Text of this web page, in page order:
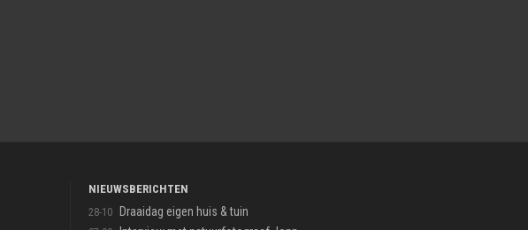
NIEUWSBERICHTEN
28-10 Draaidag eigen huis & tuin